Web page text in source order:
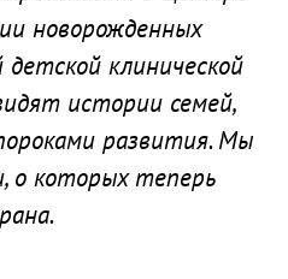
новорожденных
клинической
истории семей,
развития. Мы
о которых теперь